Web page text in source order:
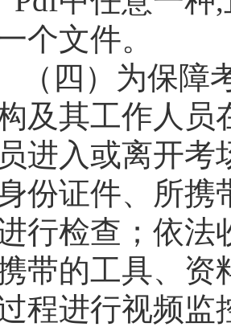
个文件。
）为保障考
及其工作人员
进入或离开考
份证件、所
行检查；依
带的工具、资
程进行视频监